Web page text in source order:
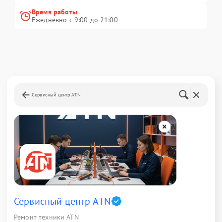
Время работы
Ежедневно с 9:00 до 21:00
Сервисный центр ATN
Сервисный центр ATN
Ремонт техники ATN